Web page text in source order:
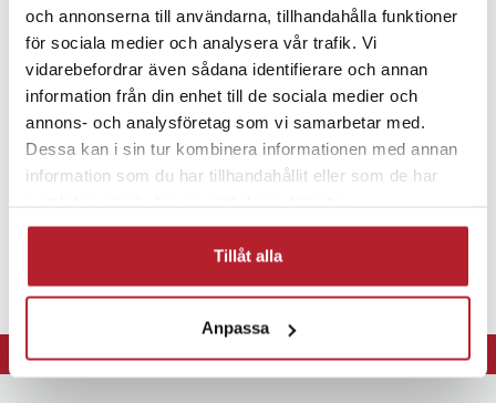
och annonserna till användarna, tillhandahålla funktioner
för sociala medier och analysera vår trafik. Vi
vidarebefordrar även sådana identifierare och annan
information från din enhet till de sociala medier och
annons- och analysföretag som vi samarbetar med.
Dessa kan i sin tur kombinera informationen med annan
information som du har tillhandahållit eller som de har
Tillåt alla
Anpassa
Fordon
⭐ 365 dagars öppet köp